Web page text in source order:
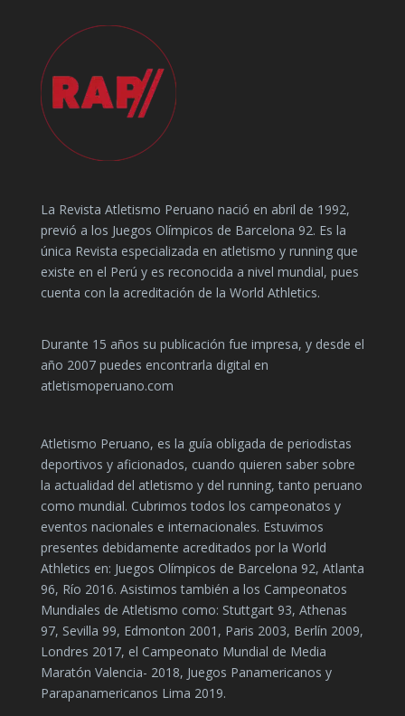
La Revista Atletismo Peruano nació en abril de 1992,
previó a los Juegos Olímpicos de Barcelona 92. Es la
única Revista especializada en atletismo y running que
existe en el Perú y es reconocida a nivel mundial, pues
cuenta con la acreditación de la World Athletics.
Durante 15 años su publicación fue impresa, y desde el
año 2007 puedes encontrarla digital en
atletismoperuano.com
Atletismo Peruano, es la guía obligada de periodistas
deportivos y aficionados, cuando quieren saber sobre
la actualidad del atletismo y del running, tanto peruano
como mundial. Cubrimos todos los campeonatos y
eventos nacionales e internacionales. Estuvimos
presentes debidamente acreditados por la World
Athletics en: Juegos Olímpicos de Barcelona 92, Atlanta
96, Río 2016. Asistimos también a los Campeonatos
Mundiales de Atletismo como: Stuttgart 93, Athenas
97, Sevilla 99, Edmonton 2001, Paris 2003, Berlín 2009,
Londres 2017, el Campeonato Mundial de Media
Maratón Valencia- 2018, Juegos Panamericanos y
Parapanamericanos Lima 2019.